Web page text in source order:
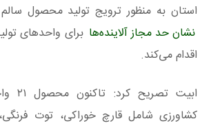
استان به منظور ترویج تولید محصول
نشان حد مجاز آلاینده‌ها برای واحد‌های
اقدام می‌کند.
کشاورزی شامل قارچ خوراکی، توت